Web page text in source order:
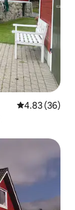
レビュー36
4.83 (36)